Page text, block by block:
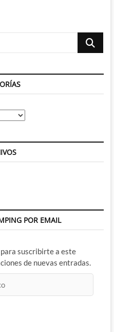
Buscar
POR EMAIL
suscribirte a este
de nuevas entradas.